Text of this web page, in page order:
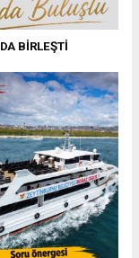
BİRLEŞTİ